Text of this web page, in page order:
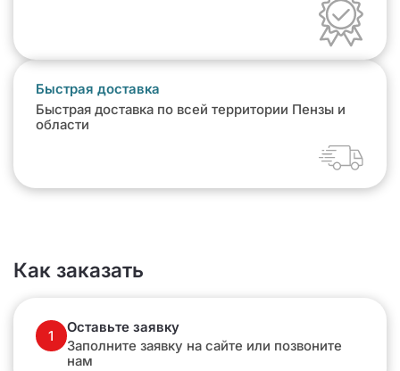
Быстрая доставка
Быстрая доставка по всей территории Пензы и
области
Как заказать
1
Оставьте заявку
Заполните заявку на сайте или позвоните
нам